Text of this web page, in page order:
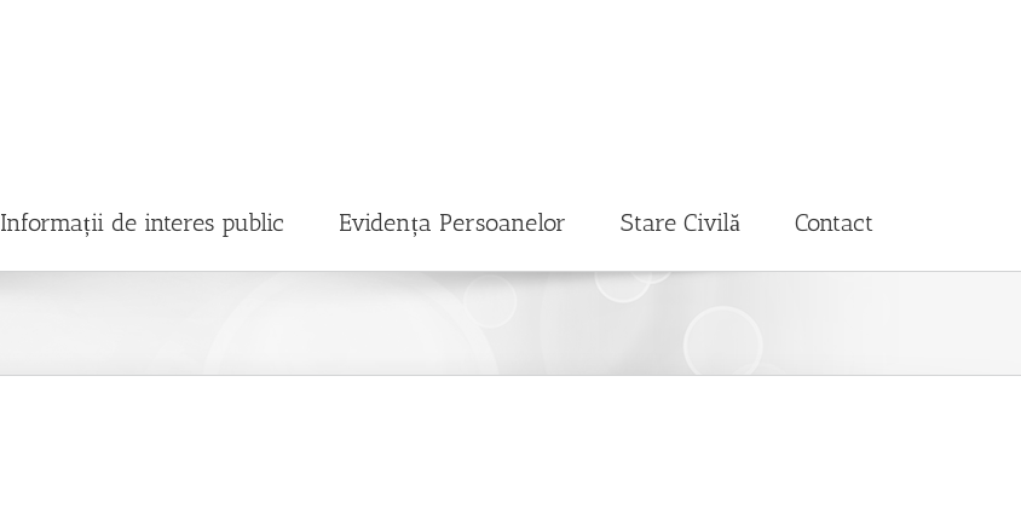
Informații de interes public Evidența Persoanelor Stare Civilă Contact